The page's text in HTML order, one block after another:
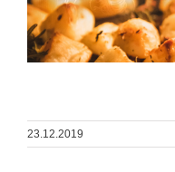
23.12.2019